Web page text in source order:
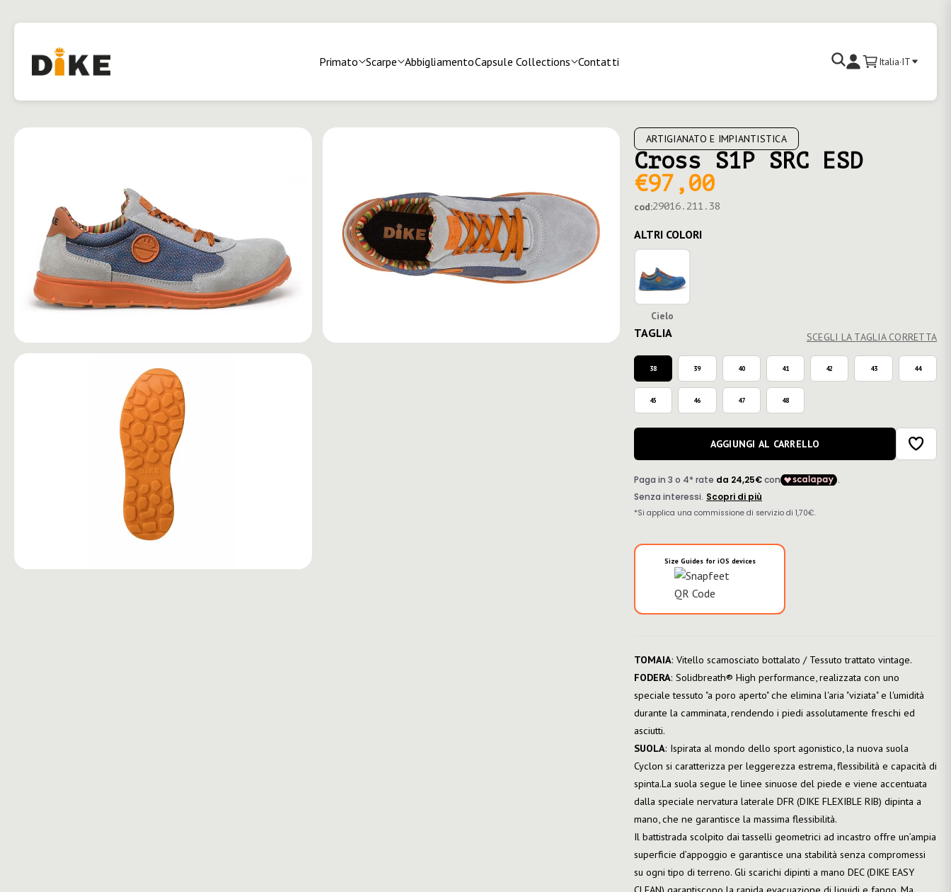
Primato Scarpe AbbigliamentoCapsule Collections Contatti Cerca
AccediCarrello
Italia·IT
ARTIGIANATO E IMPIANTISTICA
Cross S1P SRC ESD
€97,00
cod:29016.211.38
ALTRI COLORI
Cielo
TAGLIA SCEGLI LA TAGLIA CORRETTA
38 39 40 41 42 43 44
45 46 47 48
AGGIUNGI AL CARRELLO
Size Guides for iOS devices
TOMAIA: Vitello scamosciato bottalato / Tessuto trattato vintage.
FODERA: Solidbreath® High performance, realizzata con uno
speciale tessuto "a poro aperto" che elimina l'aria "viziata" e l'umidità
durante la camminata, rendendo i piedi assolutamente freschi ed
asciutti.
SUOLA: Ispirata al mondo dello sport agonistico, la nuova suola
Cyclon si caratterizza per leggerezza estrema, flessibilità e capacità di
spinta.La suola segue le linee sinuose del piede e viene accentuata
dalla speciale nervatura laterale DFR (DIKE FLEXIBLE RIB) dipinta a
mano, che ne garantisce la massima flessibilità.
Il battistrada scolpito dai tasselli geometrici ad incastro offre un’ampia
superficie d’appoggio e garantisce una stabilità senza compromessi
su ogni tipo di terreno. Gli scarichi dipinti a mano DEC (DIKE EASY